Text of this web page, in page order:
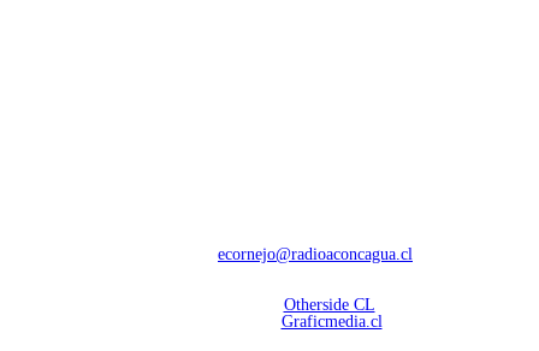
ecornejo@radioaconcagua.cl
Otherside CL
Graficmedia.cl